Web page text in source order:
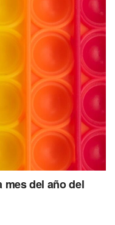
mes del año del